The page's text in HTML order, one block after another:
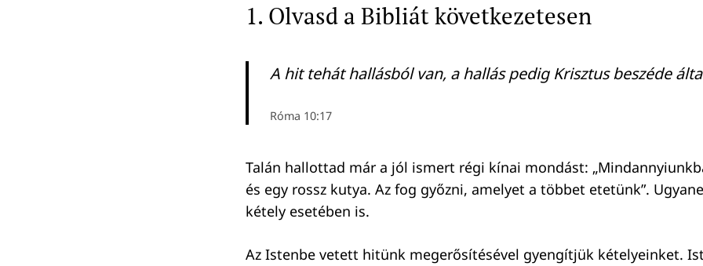
1. Olvasd a Bibliát következetesen
A hit tehát hallásból van, a hallás pedig Krisztus beszéde
Róma 10:17
Talán hallottad már a jól ismert régi kínai mondást:
és egy rossz kutya. Az fog győzni, amelyet a többet etetünk”.
kétely esetében is.
Az Istenbe vetett hitünk megerősítésével gyengítjük kételyeinket.